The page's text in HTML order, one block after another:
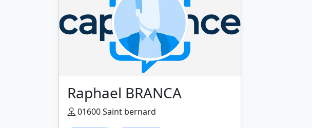
Raphael BRANCA
01600 Saint bernard